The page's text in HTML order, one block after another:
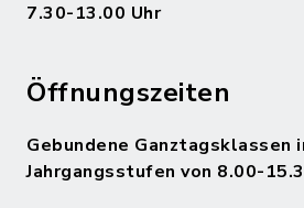
7.30-13.00 Uhr
Öffnungszeiten
Gebundene Ganztagsklassen
Jahrgangsstufen von 8.00-